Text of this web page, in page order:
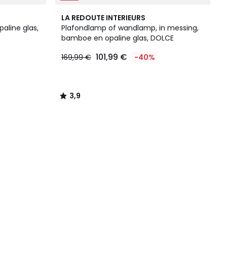
glas,
LA REDOUTE INTERIEURS
Plafondlamp of wandlamp, in messing,
bamboe en opaline glas, DOLCE
169,99 € 101,99 € -40%
3,9
/ 5
3,9
/